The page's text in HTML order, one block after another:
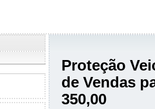
Proteção
de Vendas
350,00